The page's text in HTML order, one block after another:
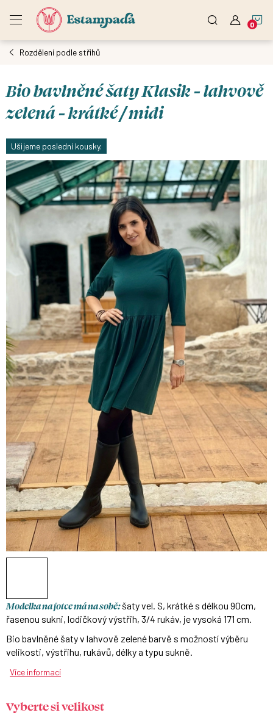
Rozdělení podle střihů
Bio bavlněné šaty Klasik - lahvově
zelená - krátké / midi
Ušijeme poslední kousky.
Modelka na fotce má na sobě:šaty vel. S, krátké s délkou 90cm,
řasenou sukni, lodičkový výstřih, 3/4 rukáv, je vysoká 171 cm.
Bio bavlněné šaty v lahvově zelené barvě s možností výběru
velikosti, výstřihu, rukávů, délky a typu sukně.
Více informací
Vyberte si velikost